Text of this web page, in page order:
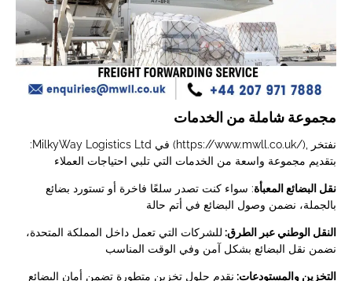
مجموعة شاملة من الخدمات
:MilkyWay Logistics Ltd في (https://www.mwll.co.uk/), نفتخر
بتقديم مجموعة واسعة من الخدمات التي تلبي احتياجات العملاء
نقل البضائع المعبأة: سواء كنت تصدر سلعًا فاخرة أو تستورد بضائع
بالجملة، نضمن وصول البضائع في أتم حالة
النقل الوطني عبر الطرق: للشركات التي تعمل داخل المملكة المتحدة،
نضمن نقل البضائع بشكل آمن وفي الوقت المناسب
التخزين والمستودعات: نقدم حلول تخزين متطورة تضمن أمان البضائع